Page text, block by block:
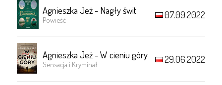
Agnieszka Jeż - Nagły świt
Powieść 07.09.2022
Agnieszka Jeż - W cieniu góry
Sensacja i Kryminał 29.06.2022